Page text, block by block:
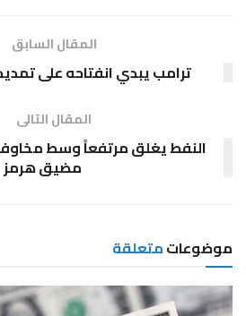
المقال السابق
ترامب يبدي انفتاحه على
المقال التالى
النفط يغلق مرتفعاً وسط
مضيق هرمز
موضوعاتمتعلقة